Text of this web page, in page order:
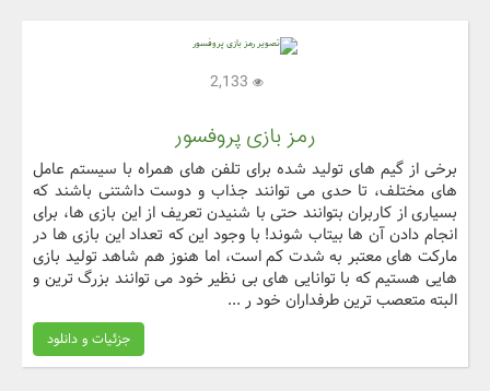
رمز بازی پروفسور
برخی از گیم های تولید شده برای تلفن های همراه با سیستم عامل
های مختلف، تا حدی می توانند جذاب و دوست داشتنی باشند که
بسیاری از کاربران بتوانند حتی با شنیدن تعریف از این بازی ها، برای
انجام دادن آن ها بیتاب شوند! با وجود این که تعداد این بازی ها در
مارکت های معتبر به شدت کم است، اما هنوز هم شاهد تولید بازی
هایی هستیم که با توانایی های بی نظیر خود می توانند بزرگ ترین و
البته متعصب ترین طرفداران خود ر ...
جزئیات و دانلود